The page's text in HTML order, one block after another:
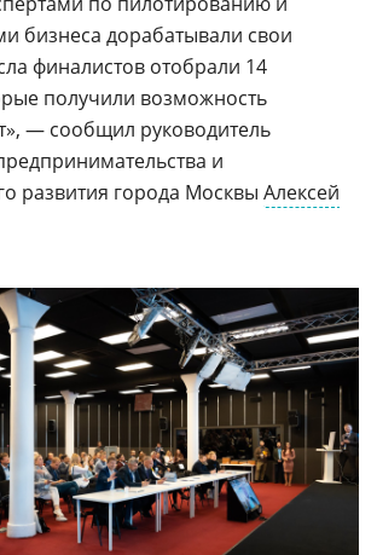
бизнеса дорабатывали свои
финалистов отобрали 14
получили возможность
— сообщил руководитель
и
развития города Москвы Алексей